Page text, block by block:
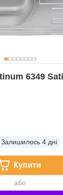
6349
Залишилось 4 дні
Купити
або